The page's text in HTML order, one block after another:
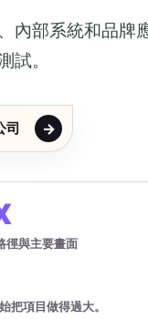
內部系統和品牌
試。
司
徑與主要畫面
把項目做得過大。